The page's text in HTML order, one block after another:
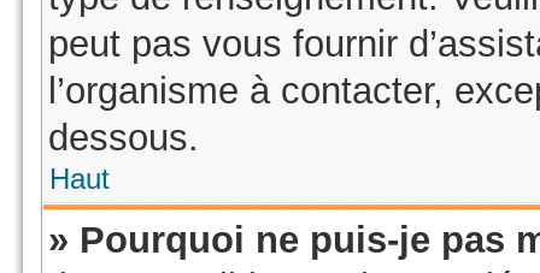
peut pas vous fournir
l’organisme à contacter,
dessous.
Haut
» Pourquoi ne puis-je pas